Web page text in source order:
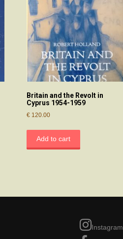
Britain and the Revolt in
Cyprus 1954-1959
€120.00
Add to cart
Instagram